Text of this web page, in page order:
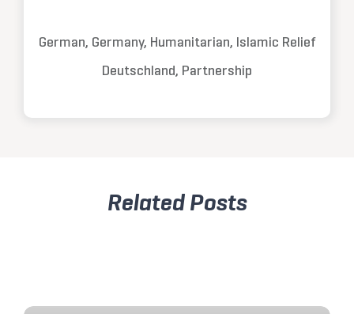
German, Germany, Humanitarian, Islamic Relief
Deutschland, Partnership
Related Posts